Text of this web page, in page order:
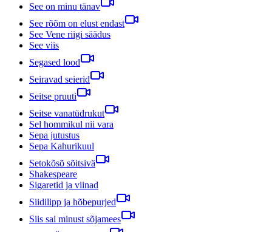
See on minu tänav
See rõõm on elust endast
See Vene riigi säädus
See viis
Segased lood
Seiravad seierid
Seitse pruuti
Seitse vanatüdrukut
Sel hommikul nii vara
Sepa jutustus
Sepa Kahurikuul
Setokõsõ sõitsivä
Shakespeare
Sigaretid ja viinad
Siidilipp ja hõbepurjed
Siis sai minust sõjamees